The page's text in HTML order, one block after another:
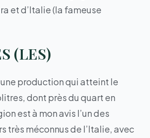
et d’Italie (la fameuse
(LES)
production qui atteint le
dont près du quart en
est à mon avis l’un des
très méconnus de l’Italie, avec